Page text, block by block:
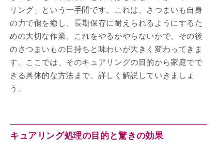
リング」という一手間です。これは、さつまいも自身
の力で傷を癒し、長期保存に耐えられるようにするた
めの大切な作業。これをやるかやらないかで、その後
のさつまいもの日持ちと味わいが大きく変わってきま
す。ここでは、そのキュアリングの目的から家庭でで
きる具体的な方法まで、詳しく解説していきましょ
う。
キュアリング処理の目的と驚きの効果